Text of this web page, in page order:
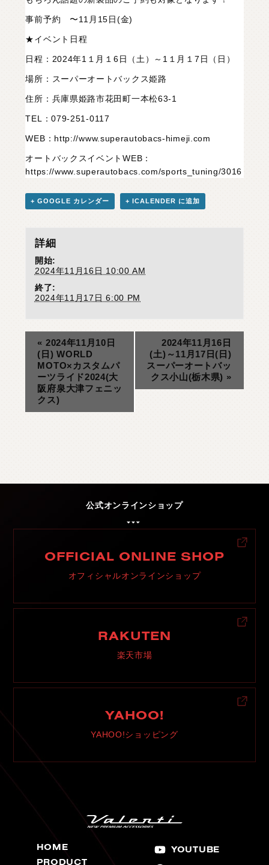
事前予約 〜11月15日(金)
★イベント日程
日程：2024年1１月１6日（土）～1１月１7日（日）
場所：スーパーオートバックス姫路
住所：兵庫県姫路市花田町一本松63-1
TEL：079-251-0117
WEB： http://www.superautobacs-himeji.com
オートバックスイベントWEB：
https://www.superautobacs.com/sports_tuning/3016
+ GOOGLE カレンダー + ICALENDER に追加
詳細
開始:
2024年11月16日 10:00 AM
終了:
2024年11月17日 6:00 PM
« 2024年11月10日
(日) WORLD
MOTO×カスタムパ
ーツライド2024(大
阪府泉大津フェニッ
クス)
2024年11月16日
(土)～11月17日(日)
スーパーオートバッ
クス小山(栃木県) »
公式オンラインショップ
OFFICIAL ONLINE SHOP
オフィシャルオンラインショップ
RAKUTEN
楽天市場
YAHOO!
YAHOO!ショッピング
HOME
PRODUCT
YOUTUBE